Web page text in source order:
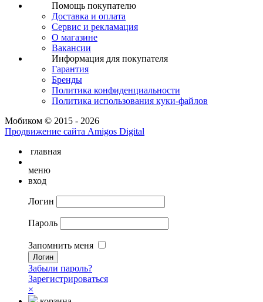
Помощь покупателю
Доставка и оплата
Сервис и рекламация
О магазине
Вакансии
Информация для покупателя
Гарантия
Бренды
Политика конфиденциальности
Политика использования куки-файлов
Мобиком © 2015 - 2026
Продвижение сайта Amigos Digital
главная
меню
вход
Логин
Пароль
Запомнить меня
Забыли пароль?
Зарегистрироваться
×